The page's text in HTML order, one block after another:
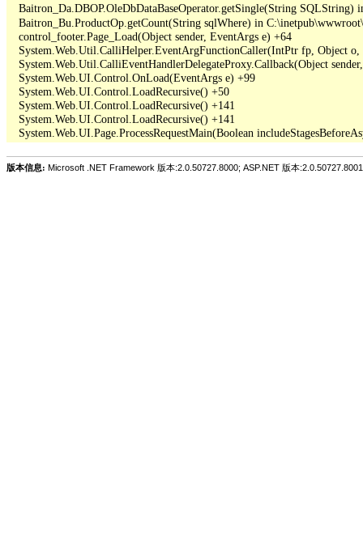
Baitron_Da.DBOP.OleDbDataBaseOperator.getSingle(String SQLString)
Baitron_Bu.ProductOp.getCount(String sqlWhere) in
   control_footer.Page_Load(Object sender, EventArgs e) +64
System.Web.Util.CalliHelper.EventArgFunctionCaller(IntPtr fp, Object
System.Web.Util.CalliEventHandlerDelegateProxy.Callback(Object
   System.Web.UI.Control.OnLoad(EventArgs e) +99
   System.Web.UI.Control.LoadRecursive() +50
   System.Web.UI.Control.LoadRecursive() +141
   System.Web.UI.Control.LoadRecursive() +141
版本信息: Microsoft .NET Framework 版本:2.0.50727.8000; ASP.NET 版本:2.0.50727.8001